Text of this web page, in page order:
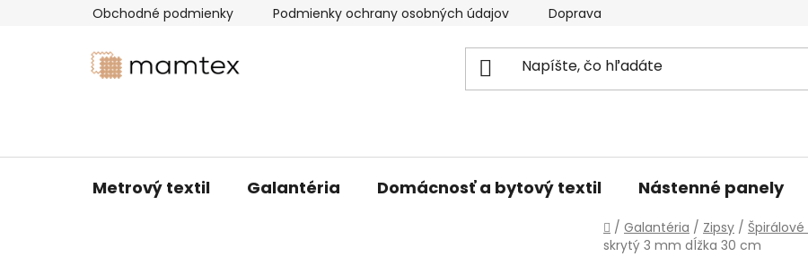
Obchodné podmienky Podmienky ochrany osobných údajov Doprava a platba
Metrový textil Galantéria Domácnosť a bytový textil Nástenné panely
Domov
/ Galantéria / Zipsy / Špirálové
skrytý 3 mm dĺžka 30 cm